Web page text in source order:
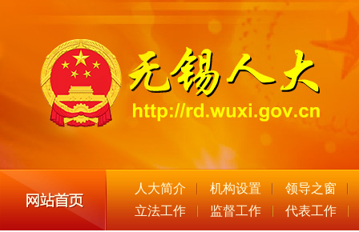
人大简介 机构设置
领导之窗
立法工作
监督工作 代表工作